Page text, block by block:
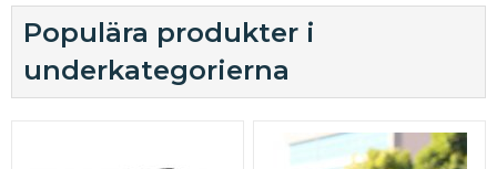
Populära produkter i
underkategorierna